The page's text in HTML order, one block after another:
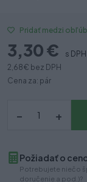
Pridať medzi
3,30 €
s DPH
2,68 € bez DPH
Cena za: pár
– +
Požiadať o
Potrebujete niečo
doručenie a pod.)?